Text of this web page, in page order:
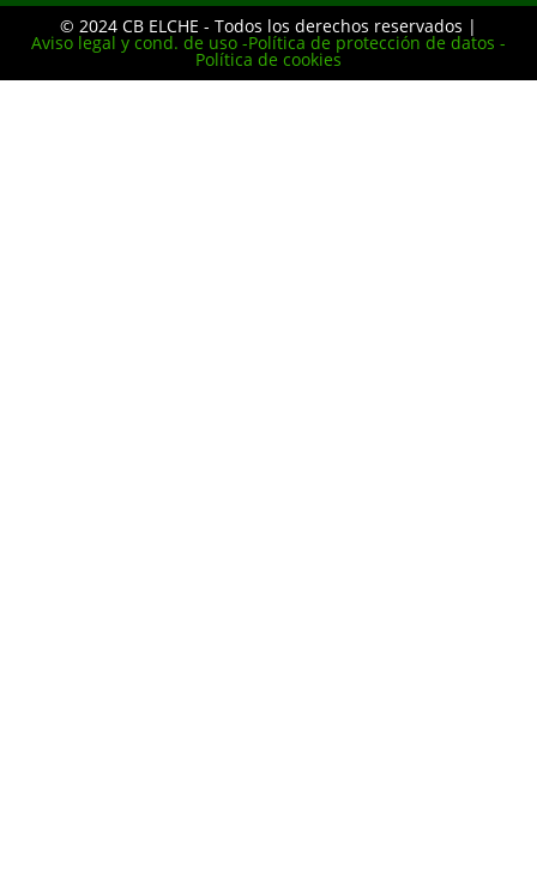
© 2024 CB ELCHE - Todos los derechos reservados |
Aviso legal y cond. de uso -Política de protección de datos -
Política de cookies